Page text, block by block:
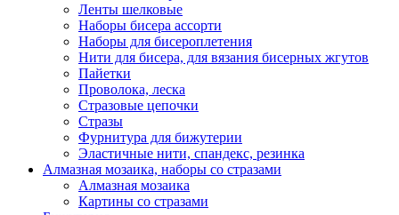
Ленты шелковые
Наборы бисера ассорти
Наборы для бисероплетения
Нити для бисера, для вязания бисерных жгутов
Пайетки
Проволока, леска
Стразовые цепочки
Стразы
Фурнитура для бижутерии
Эластичные нити, спандекс, резинка
Алмазная мозаика, наборы со стразами
Алмазная мозаика
Картины co стразами